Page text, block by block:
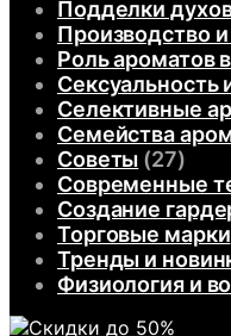
Подделки
Производство и
Роль ароматов
Сексуальность
Селективные
Семейства
Советы (27)
Современные
Создание
Торговые марки
Тренды и
Физиология и